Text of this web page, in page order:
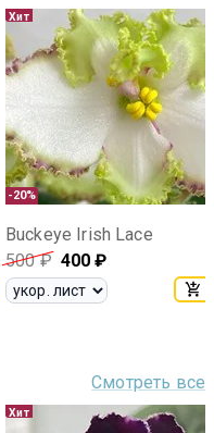
-20%
Хит
Buckeye Irish Lace
500₽ 400 ₽
Смотреть все
Хит